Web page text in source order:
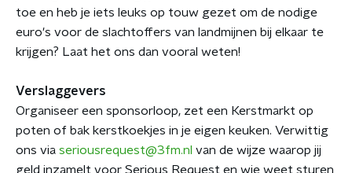
toe en heb je iets leuks op touw gezet om de nodige
euro's voor de slachtoffers van landmijnen bij elkaar te
krijgen? Laat het ons dan vooral weten!
Verslaggevers
Organiseer een sponsorloop, zet een Kerstmarkt op
poten of bak kerstkoekjes in je eigen keuken. Verwittig
ons via seriousrequest@3fm.nl van de wijze waarop jij
geld inzamelt voor Serious Request en wie weet sturen